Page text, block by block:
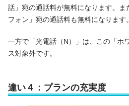
話」宛の通話料が無料になります。ま
フォン」宛の通話料も無料になります。
一方で「光電話（N）」は、この「ホ
ス対象外です。
違い４：プランの充実度